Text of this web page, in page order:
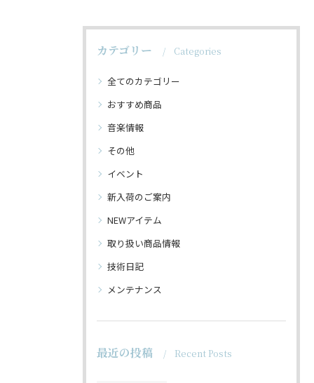
カテゴリー Categories
全てのカテゴリー
おすすめ商品
音楽情報
その他
イベント
新入荷のご案内
NEWアイテム
取り扱い商品情報
技術日記
メンテナンス
最近の投稿 Recent Posts